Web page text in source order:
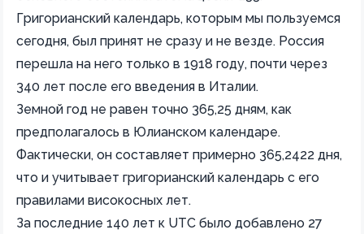
Григорианский календарь, которым мы пользуемся
сегодня, был принят не сразу и не везде. Россия
перешла на него только в 1918 году, почти через
340 лет после его введения в Италии.
Земной год не равен точно 365,25 дням, как
предполагалось в Юлианском календаре.
Фактически, он составляет примерно 365,2422 дня,
что и учитывает григорианский календарь с его
правилами високосных лет.
За последние 140 лет к UTC было добавлено 27